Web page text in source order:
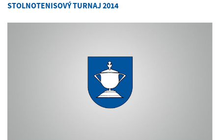
STOLNOTENISOVÝ TURNAJ 2014